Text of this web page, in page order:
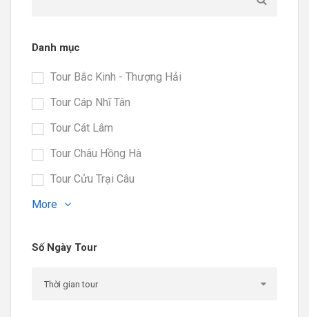
Danh mục
Tour Bắc Kinh - Thượng Hải
Tour Cáp Nhĩ Tân
Tour Cát Lâm
Tour Châu Hồng Hà
Tour Cửu Trại Câu
More
Số Ngày Tour